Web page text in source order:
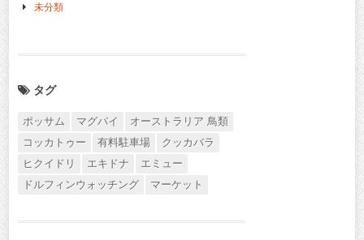
未分類
タグ
ポッサム マグパイ
オーストラリア 鳥類
コッカトゥー
有料駐車場
クッカバラ
ヒクイドリ
エキドナ
エミュー
ドルフィンウォッチング
マーケット